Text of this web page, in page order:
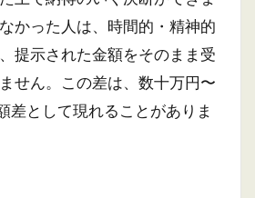
かった人は、時間的・精神的
提示された金額をそのまま受
せん。この差は、数十万円〜
差として現れることがありま